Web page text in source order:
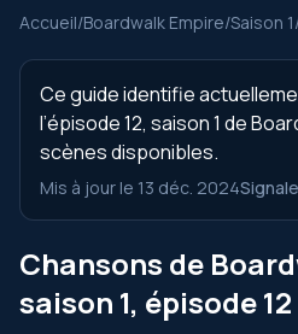
Accueil/Boardwalk Empire/Saison 1
Ce guide identifie
l’épisode 12, saison 1 de
scènes disponibles.
Mis à jour le 13 déc. 2024
Chansons de
saison 1, épisode 12